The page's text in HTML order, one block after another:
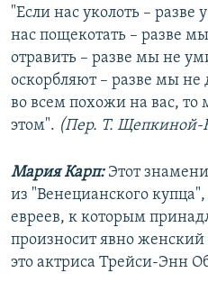
"Если нас уколоть – разве
нас пощекотать – разве
отравить – разве мы не
оскорбляют – разве мы
во всем похожи на вас,
этом". (Пер. Т. Щепкиной-
Мария Карп: Этот
из "Венецианского
евреев, к которым
произносит явно
это актриса Трейси-Энн